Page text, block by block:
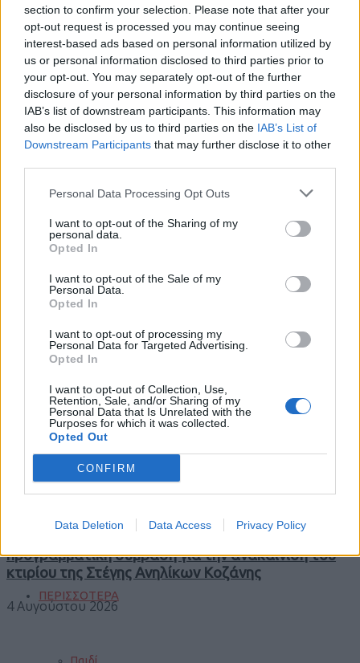
section to confirm your selection. Please note that after your
opt-out request is processed you may continue seeing
interest-based ads based on personal information utilized by
us or personal information disclosed to third parties prior to
your opt-out. You may separately opt-out of the further
disclosure of your personal information by third parties on the
IAB’s list of downstream participants. This information may
also be disclosed by us to third parties on the IAB’s List of
Downstream Participants that may further disclose it to other
Personal Data Processing Opt Outs
I want to opt-out of the Sharing of my
personal data.
Opted In
I want to opt-out of the Sale of my
Personal Data.
Opted In
I want to opt-out of processing my
Personal Data for Targeted Advertising.
Opted In
I want to opt-out of Collection, Use,
Retention, Sale, and/or Sharing of my
Personal Data that Is Unrelated with the
Purposes for which it was collected.
Opted Out
CONFIRM
Data Deletion Data Access Privacy Policy
Εορτολόγιο
Αγγελίες
Κηδείες
Φωτιές
Τροχαία
Σεισμοί
Αποστάσεις
ΠΕΡΙΣΣΟΤΕΡΑ
Trending
Comments
Latest
προγραμματική σύμβαση για την ανακαίνιση του
κτιρίου της Στέγης Ανηλίκων Κοζάνης
4 Αυγούστου 2026